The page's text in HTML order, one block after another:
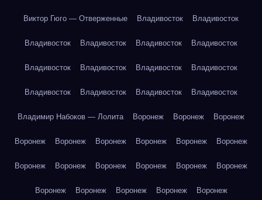
Виктор Гюго — Отверженные Владивосток Владивосток
Владивосток Владивосток Владивосток Владивосток
Владивосток Владивосток Владивосток Владивосток
Владивосток Владивосток Владивосток Владивосток
Владимир Набоков — Лолита Воронеж Воронеж Воронеж
Воронеж Воронеж Воронеж Воронеж Воронеж Воронеж
Воронеж Воронеж Воронеж Воронеж Воронеж Воронеж
Воронеж Воронеж Воронеж Воронеж Воронеж